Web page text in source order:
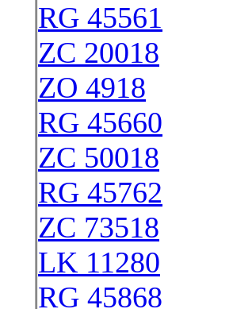
RG 45561
ZC 20018
ZO 4918
RG 45660
ZC 50018
RG 45762
ZC 73518
LK 11280
RG 45868